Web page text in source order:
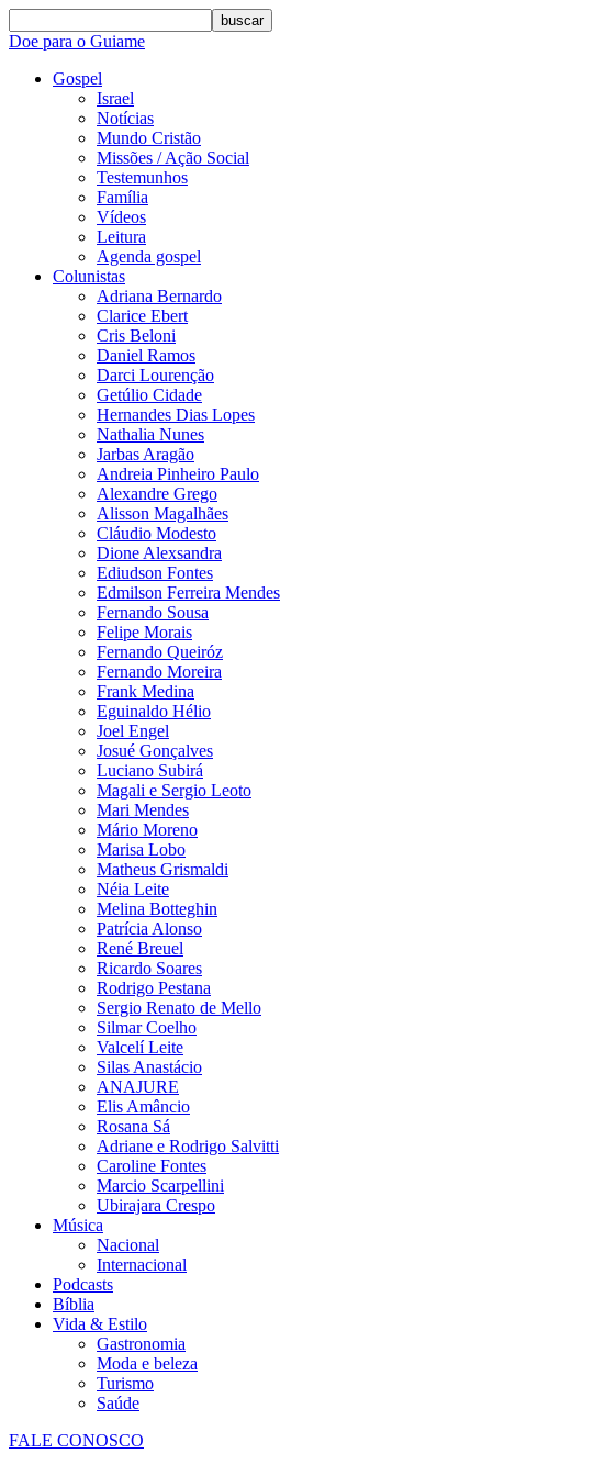
buscar
Doe para o Guiame
Gospel
Israel
Notícias
Mundo Cristão
Missões / Ação Social
Testemunhos
Família
Vídeos
Leitura
Agenda gospel
Colunistas
Adriana Bernardo
Clarice Ebert
Cris Beloni
Daniel Ramos
Darci Lourenção
Getúlio Cidade
Hernandes Dias Lopes
Nathalia Nunes
Jarbas Aragão
Andreia Pinheiro Paulo
Alexandre Grego
Alisson Magalhães
Cláudio Modesto
Dione Alexsandra
Ediudson Fontes
Edmilson Ferreira Mendes
Fernando Sousa
Felipe Morais
Fernando Queiróz
Fernando Moreira
Frank Medina
Eguinaldo Hélio
Joel Engel
Josué Gonçalves
Luciano Subirá
Magali e Sergio Leoto
Mari Mendes
Mário Moreno
Marisa Lobo
Matheus Grismaldi
Néia Leite
Melina Botteghin
Patrícia Alonso
René Breuel
Ricardo Soares
Rodrigo Pestana
Sergio Renato de Mello
Silmar Coelho
Valcelí Leite
Silas Anastácio
ANAJURE
Elis Amâncio
Rosana Sá
Adriane e Rodrigo Salvitti
Caroline Fontes
Marcio Scarpellini
Ubirajara Crespo
Música
Nacional
Internacional
Podcasts
Bíblia
Vida & Estilo
Gastronomia
Moda e beleza
Turismo
Saúde
FALE CONOSCO